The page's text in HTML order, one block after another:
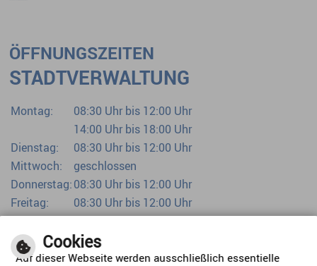
ÖFFNUNGSZEITEN
STADTVERWALTUNG
Montag:
08:30 Uhr bis 12:00 Uhr
14:00 Uhr bis 18:00 Uhr
Dienstag:
08:30 Uhr bis 12:00 Uhr
Mittwoch:
geschlossen
Donnerstag:08:30 Uhr bis 12:00 Uhr
Freitag:
08:30 Uhr bis 12:00 Uhr
Bürgerbüro bereits ab 07:00 Uhr
Cookies
Auf dieser Webseite werden ausschließlich essentielle